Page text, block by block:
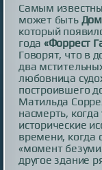
Самым
может быть
который
года «Форрест
Говорят, что в
два
любовница
построившего
Матильда
насмерть,
исторические
времени, когда
«момент
другое здание